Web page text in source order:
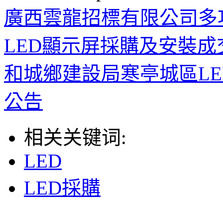
廣西雲龍招標有限公司
LED顯示屏採購及安裝成
和城鄉建設局寒亭城區
公告
相关关键词:
LED
LED採購